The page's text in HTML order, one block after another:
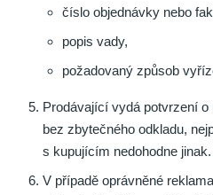
číslo objednávky nebo
popis vady,
požadovaný způsob
Prodávající vydá potvrzení
bez zbytečného odkladu,
s kupujícím nedohodne jinak.
V případě oprávněné